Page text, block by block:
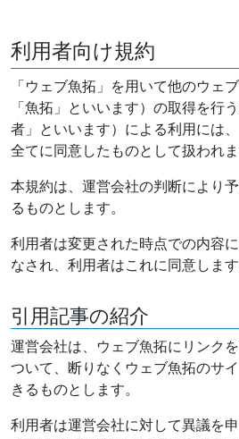
利用者向け規約
「ウェブ魚拓」を用いて他のウェ
「魚拓」といいます）の取得を行
者」といいます）による利用には
全てに同意したものとして扱われま
本規約は、運営会社の判断により
るものとします。
利用者は変更された時点での内容
なされ、利用者はこれに同意します
引用記事の紹介
運営会社は、ウェブ魚拓にリンク
ついて、断りなくウェブ魚拓のサ
きるものとします。
利用者は運営会社に対して異議を